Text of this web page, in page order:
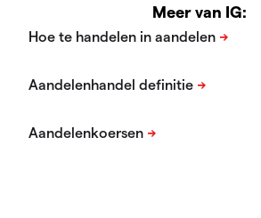
Meer van IG: